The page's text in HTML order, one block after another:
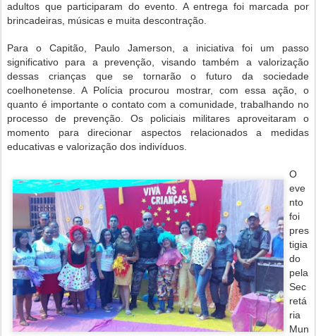
adultos que participaram do evento. A entrega foi marcada por
brincadeiras, músicas e muita descontração.
Para o Capitão, Paulo Jamerson, a iniciativa foi um passo
significativo para a prevenção, visando também a valorização
dessas crianças que se tornarão o futuro da sociedade
coelhonetense. A Polícia procurou mostrar, com essa ação, o
quanto é importante o contato com a comunidade, trabalhando no
processo de prevenção. Os policiais militares aproveitaram o
momento para direcionar aspectos relacionados a medidas
educativas e valorização dos indivíduos.
O
eve
nto
foi
pres
tigia
do
pela
Sec
retá
ria
Mun